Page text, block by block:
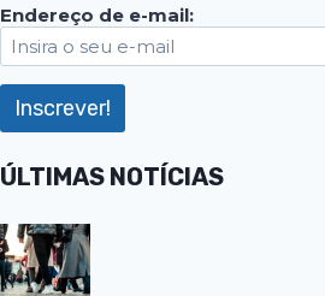
Endereço de e-mail:
ÚLTIMAS NOTÍCIAS